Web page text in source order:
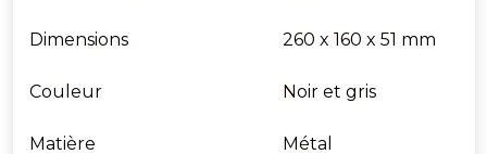
Dimensions 260 x 160 x 51 mm
Couleur Noir et gris
Matière Métal